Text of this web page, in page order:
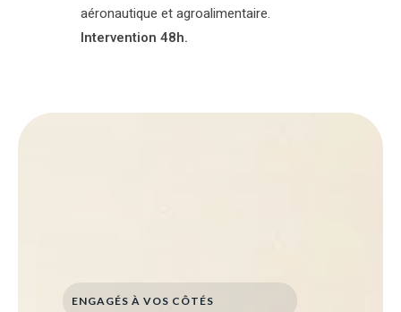
aéronautique et agroalimentaire.
Intervention 48h.
ENGAGÉS À VOS CÔTÉS